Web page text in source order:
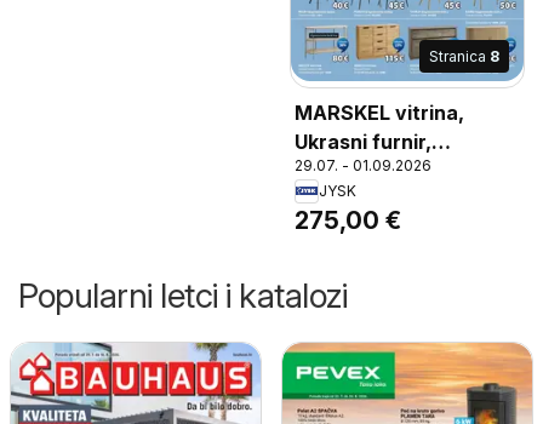
Stranica 8
MARSKEL vitrina,
Ukrasni furnir,
medijapan i kaljeno
staklo.
29.07. - 01.09.2026
JYSK
275,00 €
Popularni letci i katalozi